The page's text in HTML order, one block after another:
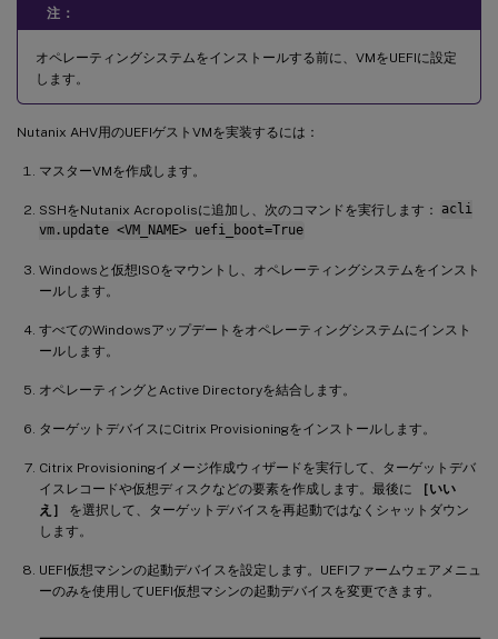
注：
オペレーティングシステムをインストールする前に、VMをUEFIに設定
します。
Nutanix AHV用のUEFIゲストVMを実装するには：
マスターVMを作成します。
SSHをNutanix Acropolisに追加し、次のコマンドを実行します：
acli
vm.update <VM_NAME> uefi_boot=True
Windowsと仮想ISOをマウントし、オペレーティングシステムをインスト
ールします。
すべてのWindowsアップデートをオペレーティングシステムにインスト
ールします。
オペレーティングとActive Directoryを結合します。
ターゲットデバイスにCitrix Provisioningをインストールします。
Citrix Provisioningイメージ作成ウィザードを実行して、ターゲットデバ
イスレコードや仮想ディスクなどの要素を作成します。最後に
［いい
え］
を選択して、ターゲットデバイスを再起動ではなくシャットダウン
します。
UEFI仮想マシンの起動デバイスを設定します。UEFIファームウェアメニュ
ーのみを使用してUEFI仮想マシンの起動デバイスを変更できます。